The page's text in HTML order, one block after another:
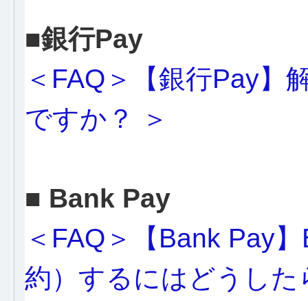
■銀行Pay
＜FAQ＞【銀行Pay】
ですか？ ＞
■ Bank Pay
＜FAQ＞【Bank Pay
約）するにはどうし